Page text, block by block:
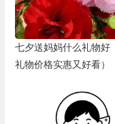
七夕送妈妈什么礼物好
礼物价格实惠又好看）